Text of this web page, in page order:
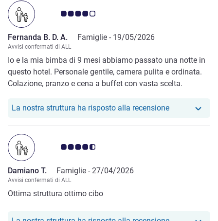
Giudizio clienti 4.0/5
Fernanda B. D. A. Famiglie - 19/05/2026
Avvisi confermati di ALL
Io e la mia bimba di 9 mesi abbiamo passato una notte in
questo hotel. Personale gentile, camera pulita e ordinata.
Colazione, pranzo e cena a buffet con vasta scelta.
La nostra struttura ha risposto alla recensioneIl nostro hotel
Giudizio clienti 4.5/5
Damiano T. Famiglie - 27/04/2026
Avvisi confermati di ALL
Ottima struttura ottimo cibo